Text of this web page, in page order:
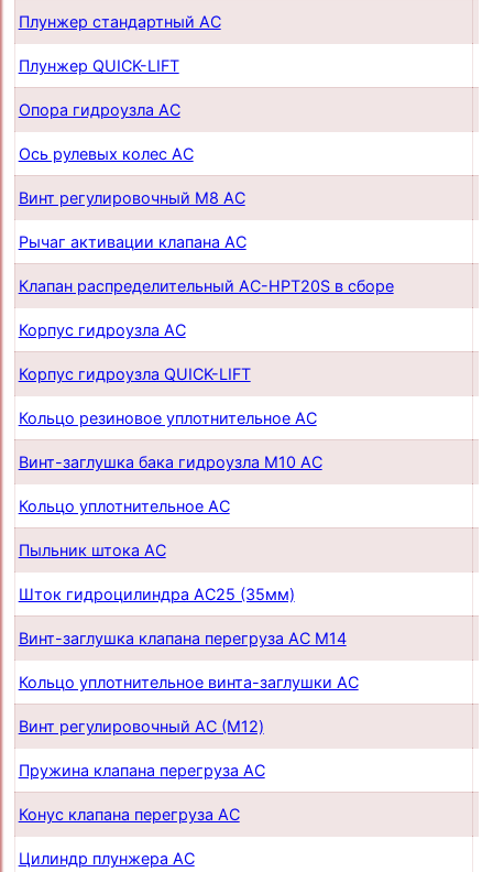
Плунжер стандартный AC
Плунжер QUICK-LIFT
Опора гидроузла AC
Ось рулевых колес AC
Винт регулировочный М8 AC
Рычаг активации клапана AC
Клапан распределительный AC-HPT20S в сборе
Корпус гидроузла AC
Корпус гидроузла QUICK-LIFT
Кольцо резиновое уплотнительное AC
Винт-заглушка бака гидроузла М10 AC
Кольцо уплотнительное AC
Пыльник штока AС
Шток гидроцилиндра AC25 (35мм)
Винт-заглушка клапана перегруза AC М14
Кольцо уплотнительное винта-заглушки AC
Винт регулировочный AC (М12)
Пружина клапана перегруза AC
Конус клапана перегруза AC
Цилиндр плунжера AC